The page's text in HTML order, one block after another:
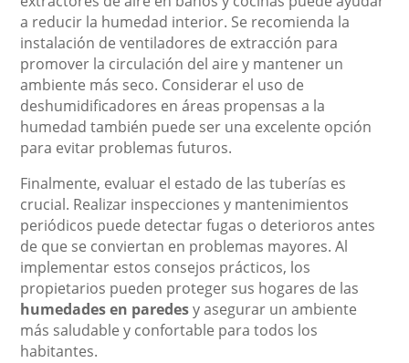
a reducir la humedad interior. Se recomienda la
instalación de ventiladores de extracción para
promover la circulación del aire y mantener un
ambiente más seco. Considerar el uso de
deshumidificadores en áreas propensas a la
humedad también puede ser una excelente opción
para evitar problemas futuros.
Finalmente, evaluar el estado de las tuberías es
crucial. Realizar inspecciones y mantenimientos
periódicos puede detectar fugas o deterioros antes
de que se conviertan en problemas mayores. Al
implementar estos consejos prácticos, los
propietarios pueden proteger sus hogares de las
humedades en paredesy asegurar un ambiente
más saludable y confortable para todos los
habitantes.